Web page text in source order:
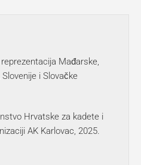
Mađarske,
i Slovačke
Hrvatske za kadete i
AK Karlovac, 2025.